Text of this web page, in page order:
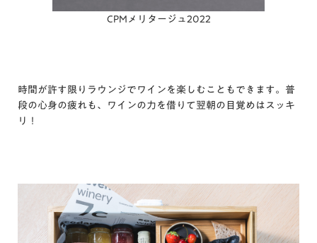
CPMメリタージュ2022
時間が許す限りラウンジでワインを楽しむこともできます。普
段の心身の疲れも、ワインの力を借りて翌朝の目覚めはスッキ
リ！